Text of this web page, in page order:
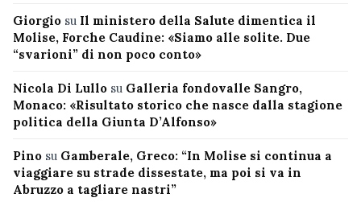
Giorgio su Il ministero della Salute dimentica il
Molise, Forche Caudine: «Siamo alle solite. Due
“svarioni” di non poco conto»
Nicola Di Lullo su Galleria fondovalle Sangro,
Monaco: «Risultato storico che nasce dalla stagione
politica della Giunta D’Alfonso»
Pino su Gamberale, Greco: “In Molise si continua a
viaggiare su strade dissestate, ma poi si va in
Abruzzo a tagliare nastri”